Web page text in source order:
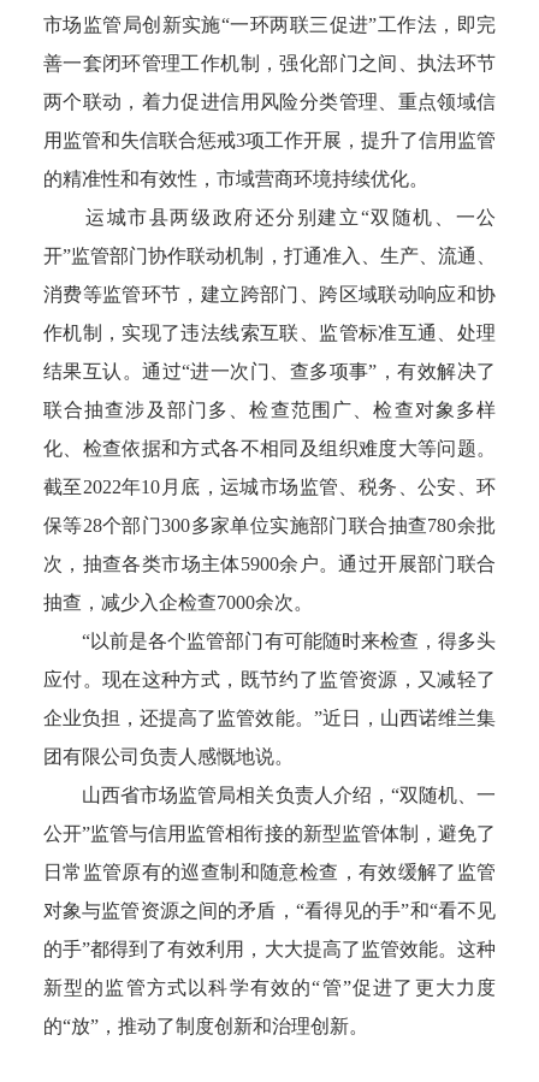
市场监管局创新实施“一环两联三促进”工作法，即完
善一套闭环管理工作机制，强化部门之间、执法环节
两个联动，着力促进信用风险分类管理、重点领域信
用监管和失信联合惩戒3项工作开展，提升了信用监管
的精准性和有效性，市域营商环境持续优化。
运城市县两级政府还分别建立“双随机、一公
开”监管部门协作联动机制，打通准入、生产、流通、
消费等监管环节，建立跨部门、跨区域联动响应和协
作机制，实现了违法线索互联、监管标准互通、处理
结果互认。通过“进一次门、查多项事”，有效解决了
联合抽查涉及部门多、检查范围广、检查对象多样
化、检查依据和方式各不相同及组织难度大等问题。
截至2022年10月底，运城市场监管、税务、公安、环
保等28个部门300多家单位实施部门联合抽查780余批
次，抽查各类市场主体5900余户。通过开展部门联合
抽查，减少入企检查7000余次。
“以前是各个监管部门有可能随时来检查，得多头
应付。现在这种方式，既节约了监管资源，又减轻了
企业负担，还提高了监管效能。”近日，山西诺维兰集
团有限公司负责人感慨地说。
山西省市场监管局相关负责人介绍，“双随机、一
公开”监管与信用监管相衔接的新型监管体制，避免了
日常监管原有的巡查制和随意检查，有效缓解了监管
对象与监管资源之间的矛盾，“看得见的手”和“看不见
的手”都得到了有效利用，大大提高了监管效能。这种
新型的监管方式以科学有效的“管”促进了更大力度
的“放”，推动了制度创新和治理创新。